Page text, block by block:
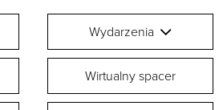
Wydarzenia
Wirtualny spacer